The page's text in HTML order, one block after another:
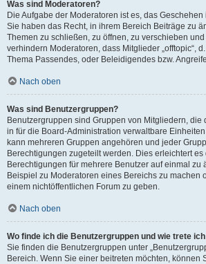
Was sind Moderatoren?
Die Aufgabe der Moderatoren ist es, das
Sie haben das Recht, in ihrem Bereich Beiträge zu
Themen zu schließen, zu öffnen, zu verschieben
verhindern Moderatoren, dass Mitglieder „offtopic“,
Thema Passendes, oder Beleidigendes bzw.
Nach oben
Was sind Benutzergruppen?
Benutzergruppen sind Gruppen von Mitgliedern, die
in für die Board-Administration verwaltbare
kann mehreren Gruppen angehören und jeder
Berechtigungen zugeteilt werden. Dies erleichtert
Berechtigungen für mehrere Benutzer auf einmal zu
Beispiel zu Moderatoren eines Bereichs zu machen
einem nichtöffentlichen Forum zu geben.
Nach oben
Wo finde ich die Benutzergruppen und wie trete
Sie finden die Benutzergruppen unter
Bereich. Wenn Sie einer beitreten möchten, können